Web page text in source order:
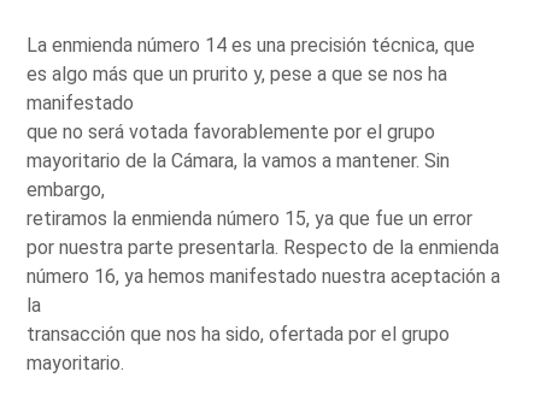
La enmienda número 14 es una precisión técnica, que
es algo más que un prurito y, pese a que se nos ha
manifestado
que no será votada favorablemente por el grupo
mayoritario de la Cámara, la vamos a mantener. Sin
embargo,
retiramos la enmienda número 15, ya que fue un error
por nuestra parte presentarla. Respecto de la enmienda
número 16, ya hemos manifestado nuestra aceptación a
la
transacción que nos ha sido, ofertada por el grupo
mayoritario.